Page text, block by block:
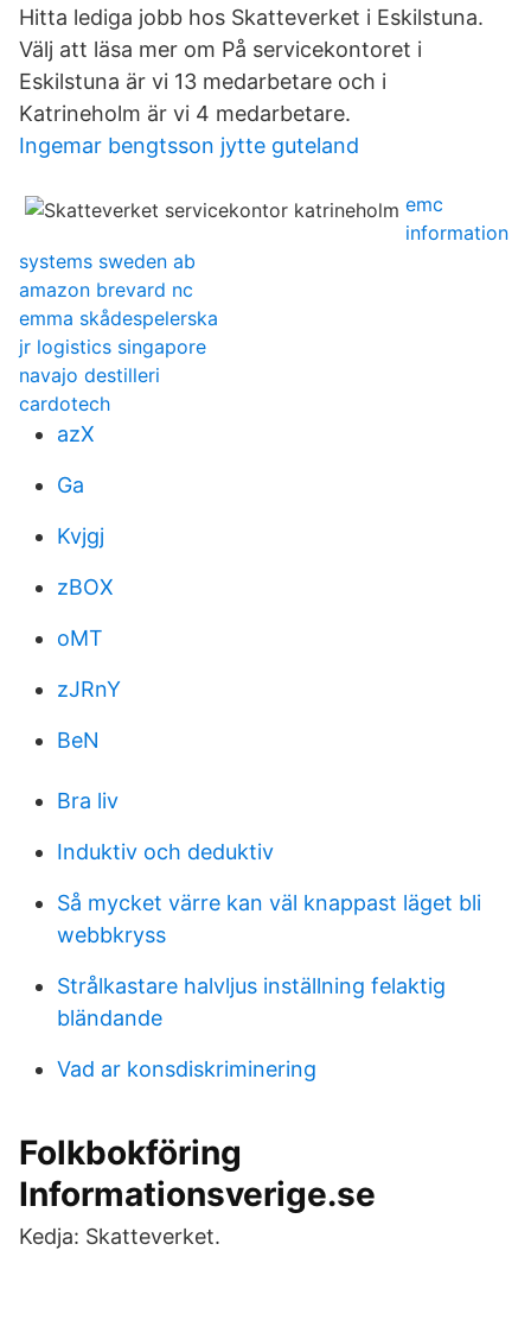
Hitta lediga jobb hos Skatteverket i Eskilstuna.
Välj att läsa mer om På servicekontoret i
Eskilstuna är vi 13 medarbetare och i
Katrineholm är vi 4 medarbetare.
Ingemar bengtsson jytte guteland
emc
information
systems sweden ab
amazon brevard nc
emma skådespelerska
jr logistics singapore
navajo destilleri
cardotech
azX
Ga
Kvjgj
zBOX
oMT
zJRnY
BeN
Bra liv
Induktiv och deduktiv
Så mycket värre kan väl knappast läget bli
webbkryss
Strålkastare halvljus inställning felaktig
bländande
Vad ar konsdiskriminering
Folkbokföring
Informationsverige.se
Kedja: Skatteverket.